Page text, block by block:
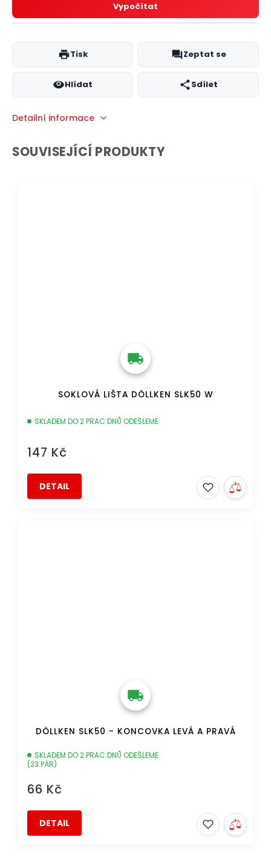
Vypočítat
Tisk Zeptat se
Hlídat Sdílet
Detailní informace
SOUVISEJÍCÍ PRODUKTY
SOKLOVÁ LIŠTA DÖLLKEN SLK50 W
SKLADEM DO 2 PRAC.DNŮ ODEŠLEME
147 Kč
DETAIL
DÖLLKEN SLK50 - KONCOVKA LEVÁ A PRAVÁ
SKLADEM DO 2 PRAC.DNŮ ODEŠLEME
(23 PÁR)
66 Kč
DETAIL